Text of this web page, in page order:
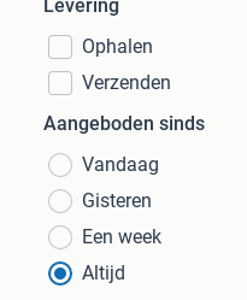
Levering
Ophalen
Verzenden
Aangeboden sinds
Vandaag
Gisteren
Een week
Altijd